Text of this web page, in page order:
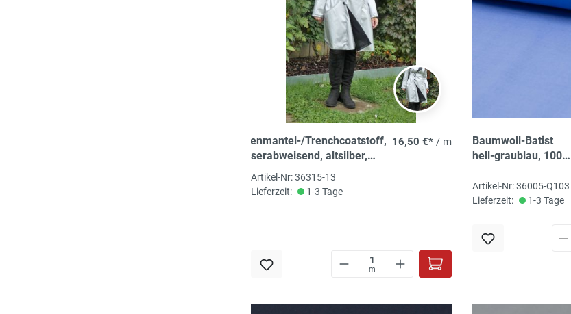
Regenmantel-/Trenchcoatstoff,
wasserabweisend, altsilber,
86%co 11%pu 3%ea, 140 cm,
Abseite weiß
16,50 €*/ m
Artikel-Nr: 36315-13
Lieferzeit:
1-3 Tage
m
Baumwoll-Batist
hell-graublau, 100%
breit
Artikel-Nr: 36005-Q103
Lieferzeit:
1-3 Tage